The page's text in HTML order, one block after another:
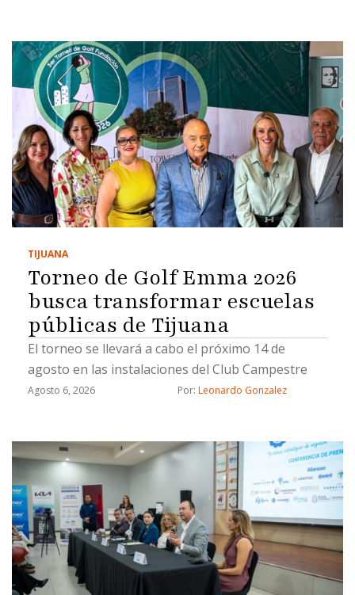
TIJUANA
Torneo de Golf Emma 2026
busca transformar escuelas
públicas de Tijuana
El torneo se llevará a cabo el próximo 14 de
agosto en las instalaciones del Club Campestre
Agosto 6, 2026 Por: Leonardo Gonzalez